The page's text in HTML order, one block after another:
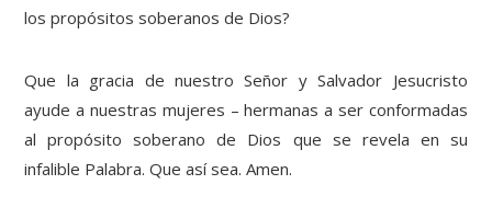
los propósitos soberanos de Dios?
Que la gracia de nuestro Señor y Salvador Jesucristo
ayude a nuestras mujeres – hermanas a ser conformadas
al propósito soberano de Dios que se revela en su
infalible Palabra. Que así sea. Amen.